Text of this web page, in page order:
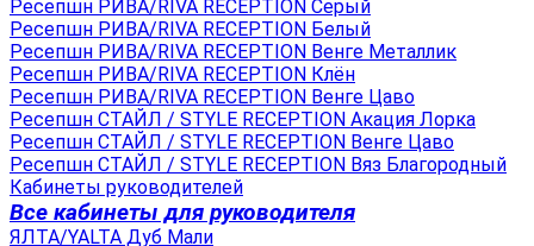
Ресепшн РИВА/RIVA RECEPTION Серый
Ресепшн РИВА/RIVA RECEPTION Белый
Ресепшн РИВА/RIVA RECEPTION Венге Металлик
Ресепшн РИВА/RIVA RECEPTION Клён
Ресепшн РИВА/RIVA RECEPTION Венге Цаво
Ресепшн СТАЙЛ / STYLE RECEPTION Акация Лорка
Ресепшн СТАЙЛ / STYLE RECEPTION Венге Цаво
Ресепшн СТАЙЛ / STYLE RECEPTION Вяз Благородный
Кабинеты руководителей
Все кабинеты для руководителя
ЯЛТА/YALTA Дуб Мали